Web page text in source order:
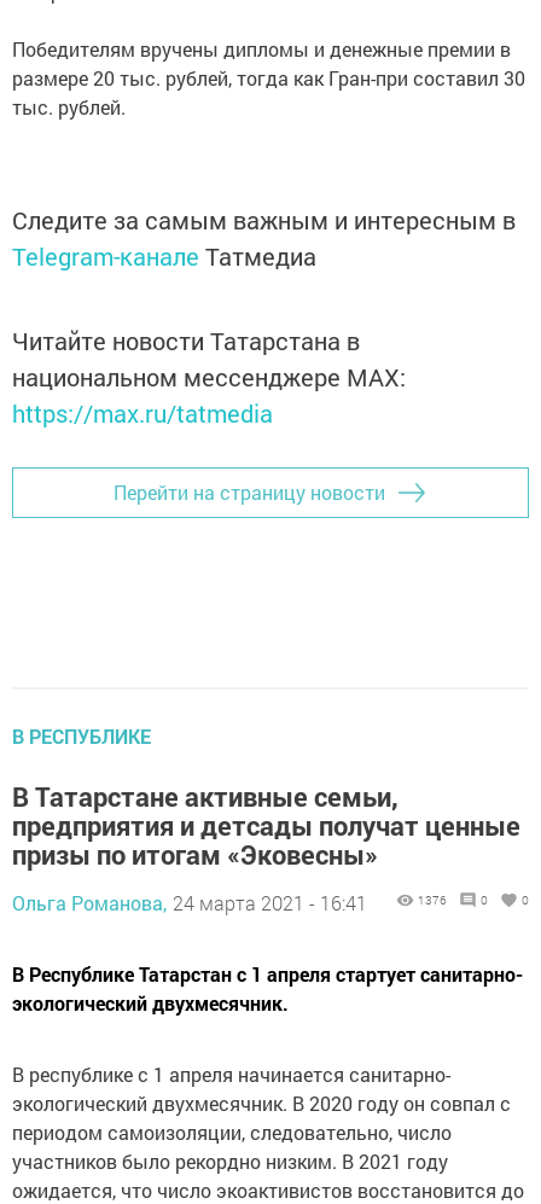
Победителям вручены дипломы и денежные премии в
размере 20 тыс. рублей, тогда как Гран-при составил 30
тыс. рублей.
Следите за самым важным и интересным в
Telegram-канале Татмедиа
Читайте новости Татарстана в
национальном мессенджере MАХ:
https://max.ru/tatmedia
Перейти на страницу новости
В РЕСПУБЛИКЕ
В Татарстане активные семьи,
предприятия и детсады получат ценные
призы по итогам «Эковесны»
Ольга Романова, 24 марта 2021 - 16:41 1376 0 0
В Республике Татарстан с 1 апреля стартует санитарно-
экологический двухмесячник.
В республике с 1 апреля начинается санитарно-
экологический двухмесячник. В 2020 году он совпал с
периодом самоизоляции, следовательно, число
участников было рекордно низким. В 2021 году
ожидается, что число экоактивистов восстановится до